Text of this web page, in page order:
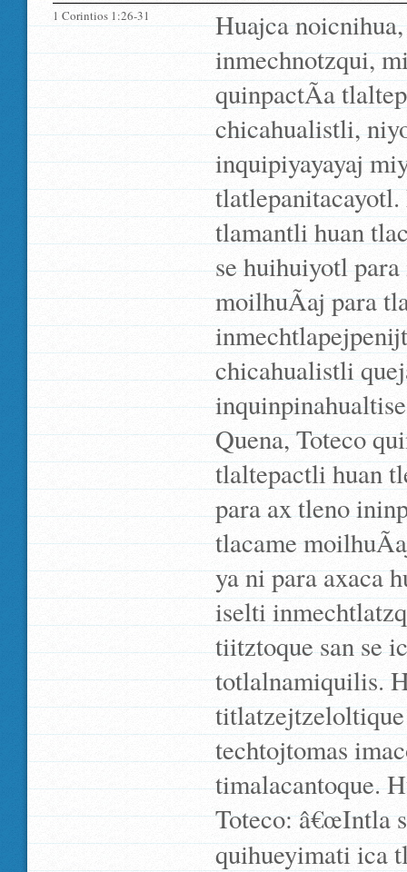
1 Corintios 1:26-31
Huajca
inmechnotzqui,
quinpactÃ­a
chicahualistli,
inquipiyayayaj
tlamantli huan
se huihuiyotl
moilhuÃ­aj para
chicahualistli
Quena, Toteco
tlaltepactli huan
para ax tleno
tlacame
ya ni para axaca
iselti
tiitztoque san se
totlalnamiquilis.
techtojtomas
timalacantoque.
Toteco: â€œIntla
quihueyimati ica